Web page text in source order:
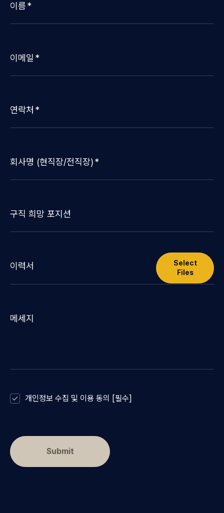
이름
이메일
연락처
회사명 (현직장/전직장)
구직 희망 포지션
이력서
Select
Files
메세지
개인정보 수집 및 이용 동의 [필수]
Submit